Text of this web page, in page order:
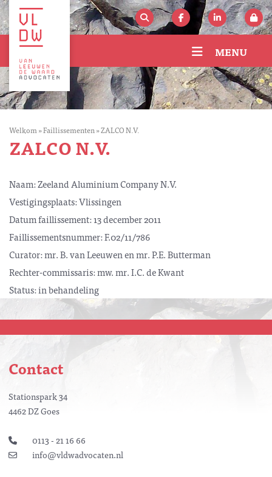
MENU
Welkom»Faillissementen»ZALCO N.V.
ZALCO N.V.
Naam: Zeeland Aluminium Company N.V.
Vestigingsplaats: Vlissingen
Datum faillissement: 13 december 2011
Faillissementsnummer: F.02/11/786
Curator: mr. B. van Leeuwen en mr. P.E. Butterman
Rechter-commissaris: mw. mr. I.C. de Kwant
Status: in behandeling
Contact
Stationspark 34
4462 DZ Goes
0113 - 21 16 66
info@vldwadvocaten.nl